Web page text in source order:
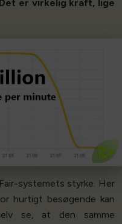
er virkelig kraft, lige
⧐
der kommer ind i køen
systemets styrke. Her
hurtigt besøgende kan
se, at den samme